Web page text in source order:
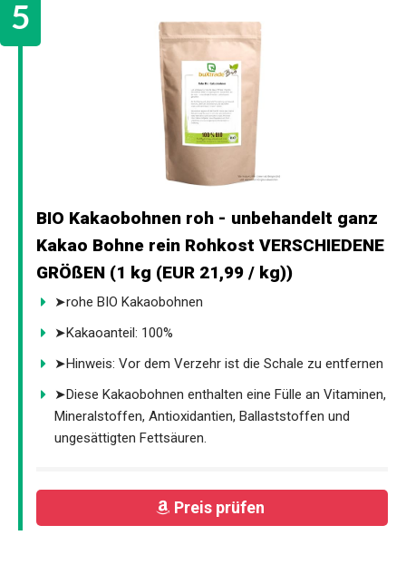
BIO Kakaobohnen roh - unbehandelt ganz
Kakao Bohne rein Rohkost VERSCHIEDENE
GRÖßEN (1 kg (EUR 21,99 / kg))
➤rohe BIO Kakaobohnen
➤Kakaoanteil: 100%
➤Hinweis: Vor dem Verzehr ist die Schale zu entfernen
➤Diese Kakaobohnen enthalten eine Fülle an Vitaminen,
Mineralstoffen, Antioxidantien, Ballaststoffen und
ungesättigten Fettsäuren.
Preis prüfen